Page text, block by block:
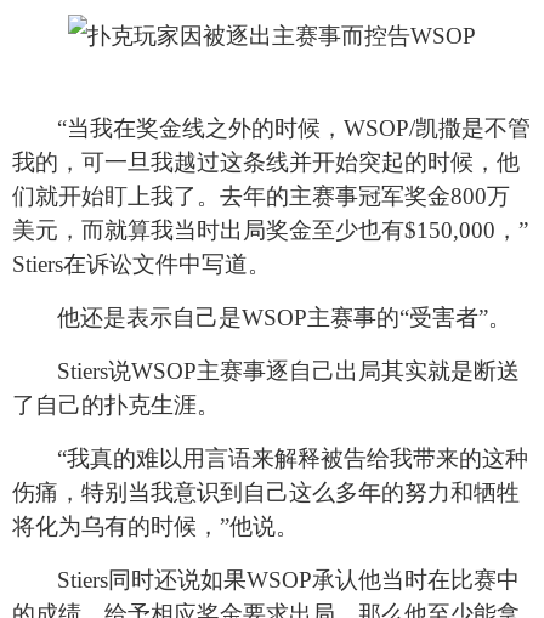
“当我在奖金线之外的时候，WSOP/凯撒是不管
我的，可一旦我越过这条线并开始突起的时候，他
们就开始盯上我了。去年的主赛事冠军奖金800万
美元，而就算我当时出局奖金至少也有$150,000，”
Stiers在诉讼文件中写道。
他还是表示自己是WSOP主赛事的“受害者”。
Stiers说WSOP主赛事逐自己出局其实就是断送
了自己的扑克生涯。
“我真的难以用言语来解释被告给我带来的这种
伤痛，特别当我意识到自己这么多年的努力和牺牲
将化为乌有的时候，”他说。
Stiers同时还说如果WSOP承认他当时在比赛中